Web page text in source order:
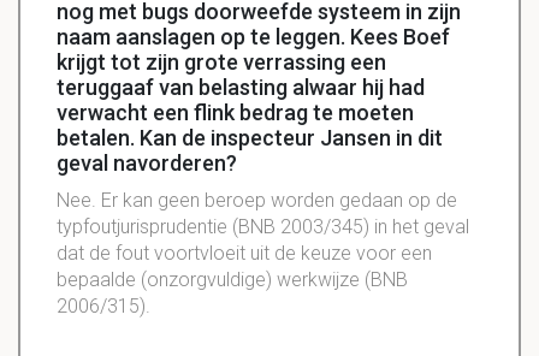
nog met bugs doorweefde systeem in zijn
naam aanslagen op te leggen. Kees Boef
krijgt tot zijn grote verrassing een
teruggaaf van belasting alwaar hij had
verwacht een flink bedrag te moeten
betalen. Kan de inspecteur Jansen in dit
geval navorderen?
Nee. Er kan geen beroep worden gedaan op de
typfoutjurisprudentie (BNB 2003/345) in het geval
dat de fout voortvloeit uit de keuze voor een
bepaalde (onzorgvuldige) werkwijze (BNB
2006/315).